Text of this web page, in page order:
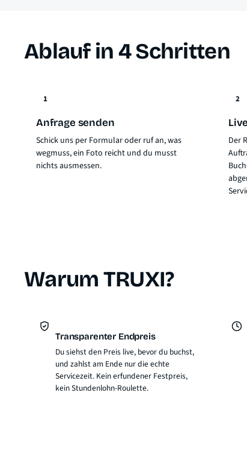
Ablauf in 4 Schritten
1
Anfrage senden
Schick uns per Formular oder ruf an, was
wegmuss, ein Foto reicht und du musst
nichts ausmessen.
2
Der
Warum TRUXI?
Transparenter Endpreis
Du siehst den Preis live, bevor du buchst,
und zahlst am Ende nur die echte
Servicezeit. Kein erfundener Festpreis,
kein Stundenlohn-Roulette.